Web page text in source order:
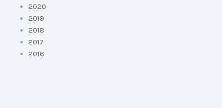
2020
2019
2018
2017
2016